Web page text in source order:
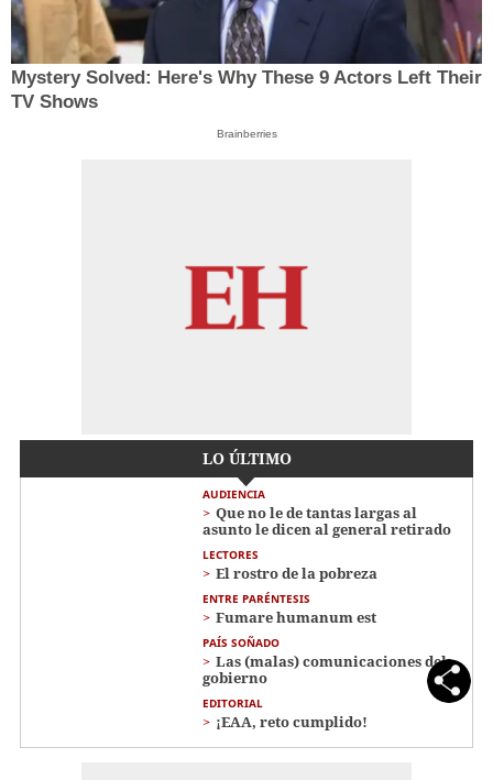
Mystery Solved: Here's Why These 9 Actors Left Their
TV Shows
Brainberries
LO ÚLTIMO
AUDIENCIA
Que no le de tantas largas al
asunto le dicen al general retirado
LECTORES
El rostro de la pobreza
ENTRE PARÉNTESIS
Fumare humanum est
PAÍS SOÑADO
Las (malas) comunicaciones del
gobierno
EDITORIAL
¡EAA, reto cumplido!